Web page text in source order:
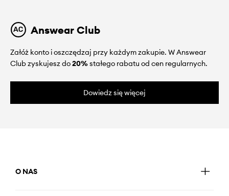
Answear Club
Załóż konto i oszczędzaj przy każdym zakupie. W Answear
Club zyskujesz do20%stałego rabatu od cen regularnych.
Dowiedz się więcej
O NAS